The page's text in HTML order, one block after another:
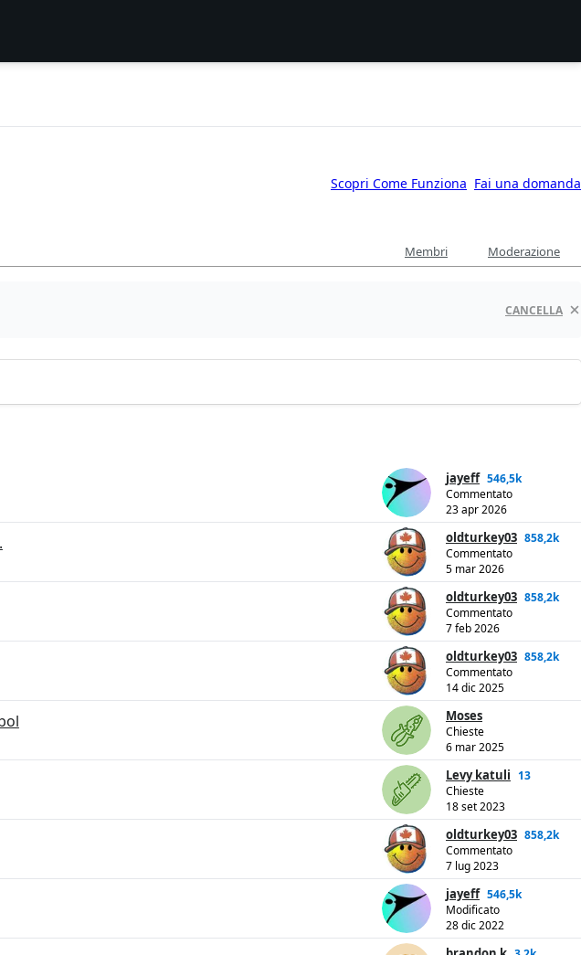
Scopri Come Funziona Fai una domanda
Membri Moderazione
CANCELLA
jayeff 546,5k
Commentato
23 apr 2026
oldturkey03 858,2k
Commentato
5 mar 2026
oldturkey03 858,2k
Commentato
7 feb 2026
oldturkey03 858,2k
Commentato
14 dic 2025
Moses
Chieste
6 mar 2025
Levy katuli 13
Chieste
18 set 2023
oldturkey03 858,2k
Commentato
7 lug 2023
jayeff 546,5k
Modificato
28 dic 2022